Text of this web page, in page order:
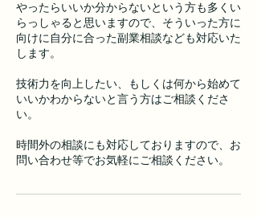
やったらいいか分からないという方も多くい
らっしゃると思いますので、そういった方に
向けに自分に合った副業相談なども対応いた
します。
技術力を向上したい、もしくは何から始めて
いいかわからないと言う方はご相談くださ
い。
時間外の相談にも対応しておりますので、お
問い合わせ等でお気軽にご相談ください。